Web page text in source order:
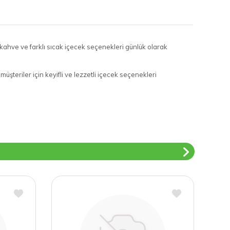
ve farklı sıcak içecek seçenekleri günlük olarak
müşteriler için keyifli ve lezzetli içecek seçenekleri